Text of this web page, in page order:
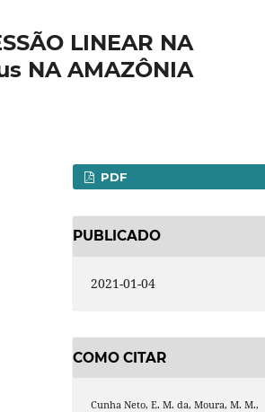
LINEAR NA
NA AMAZÔNIA
PDF
PUBLICADO
2021-01-04
COMO CITAR
Cunha Neto, E. M. da, Moura, M. M.,